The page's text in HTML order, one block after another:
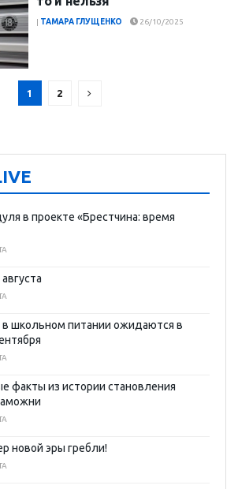
| ТАМАРА ГЛУЩЕНКО 26/10/2025
1 2
в проекте «Брестчина: время
в школьном питании ожидаются в
факты из истории становления
новой эры гребли!